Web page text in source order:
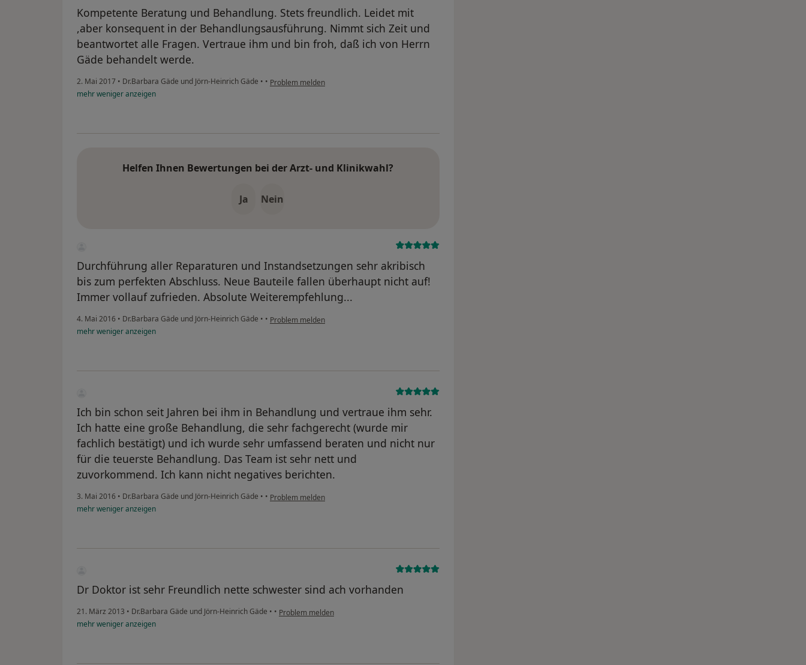
Kompetente Beratung und Behandlung. Stets freundlich. Leidet mit
,aber konsequent in der Behandlungsausführung. Nimmt sich Zeit und
beantwortet alle Fragen. Vertraue ihm und bin froh, daß ich von Herrn
Gäde behandelt werde.
2. Mai 2017 • Dr.Barbara Gäde und Jörn-Heinrich Gäde • • Problem melden
mehrwenigeranzeigen
Helfen Ihnen Bewertungen bei der Arzt- und Klinikwahl?
Ja Nein
Durchführung aller Reparaturen und Instandsetzungen sehr akribisch
bis zum perfekten Abschluss. Neue Bauteile fallen überhaupt nicht auf!
Immer vollauf zufrieden. Absolute Weiterempfehlung...
4. Mai 2016 • Dr.Barbara Gäde und Jörn-Heinrich Gäde • • Problem melden
mehrwenigeranzeigen
Ich bin schon seit Jahren bei ihm in Behandlung und vertraue ihm sehr.
Ich hatte eine große Behandlung, die sehr fachgerecht (wurde mir
fachlich bestätigt) und ich wurde sehr umfassend beraten und nicht nur
für die teuerste Behandlung. Das Team ist sehr nett und
zuvorkommend. Ich kann nicht negatives berichten.
3. Mai 2016 • Dr.Barbara Gäde und Jörn-Heinrich Gäde • • Problem melden
mehrwenigeranzeigen
Dr Doktor ist sehr Freundlich nette schwester sind ach vorhanden
21. März 2013 • Dr.Barbara Gäde und Jörn-Heinrich Gäde • • Problem melden
mehrwenigeranzeigen